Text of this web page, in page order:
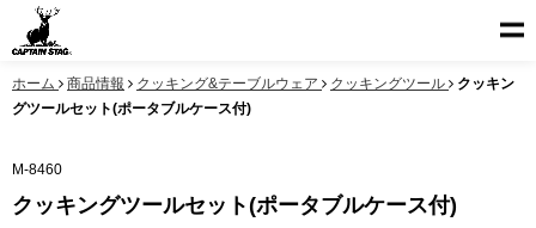
ホーム 商品情報 クッキング&テーブルウェア クッキングツール
クッキン
グツールセット(ポータブルケース付)
M-8460
クッキングツールセット(ポータブルケース付)